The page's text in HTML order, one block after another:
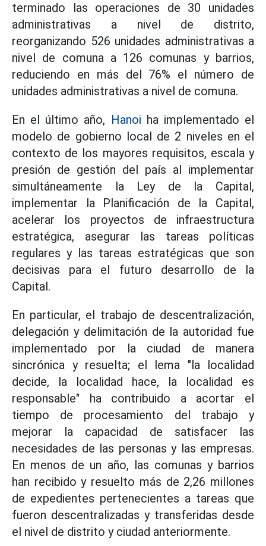
terminado las operaciones de 30 unidades
administrativas a nivel de distrito,
reorganizando 526 unidades administrativas a
nivel de comuna a 126 comunas y barrios,
reduciendo en más del 76% el número de
unidades administrativas a nivel de comuna.
En el último año, Hanoi ha implementado el
modelo de gobierno local de 2 niveles en el
contexto de los mayores requisitos, escala y
presión de gestión del país al implementar
simultáneamente la Ley de la Capital,
implementar la Planificación de la Capital,
acelerar los proyectos de infraestructura
estratégica, asegurar las tareas políticas
regulares y las tareas estratégicas que son
decisivas para el futuro desarrollo de la
Capital.
En particular, el trabajo de descentralización,
delegación y delimitación de la autoridad fue
implementado por la ciudad de manera
sincrónica y resuelta; el lema "la localidad
decide, la localidad hace, la localidad es
responsable" ha contribuido a acortar el
tiempo de procesamiento del trabajo y
mejorar la capacidad de satisfacer las
necesidades de las personas y las empresas.
En menos de un año, las comunas y barrios
han recibido y resuelto más de 2,26 millones
de expedientes pertenecientes a tareas que
fueron descentralizadas y transferidas desde
el nivel de distrito y ciudad anteriormente.